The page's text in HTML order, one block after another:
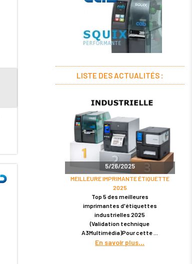
LISTE DES ACTUALITÉS :
5/26/2025
MEILLEURE IMPRIMANTE ÉTIQUETTE
2025
Top 5 des meilleures
imprimantes d'étiquettes
industrielles 2025
(Validation technique
A3Multimédia)Pour cette
En savoir plus